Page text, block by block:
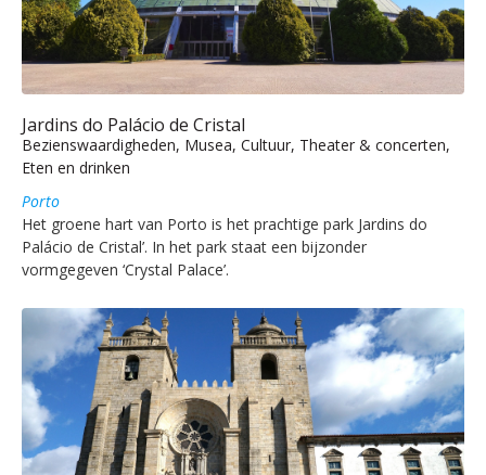
Jardins do Palácio de Cristal
Bezienswaardigheden, Musea, Cultuur, Theater & concerten,
Eten en drinken
Porto
Het groene hart van Porto is het prachtige park Jardins do
Palácio de Cristal’. In het park staat een bijzonder
vormgegeven ‘Crystal Palace’.